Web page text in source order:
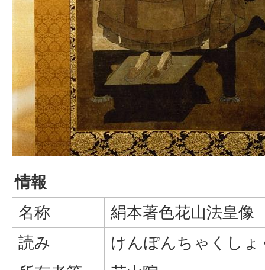
情報
名称
絹本著色花山法皇像
読み
けんぽんちゃくし